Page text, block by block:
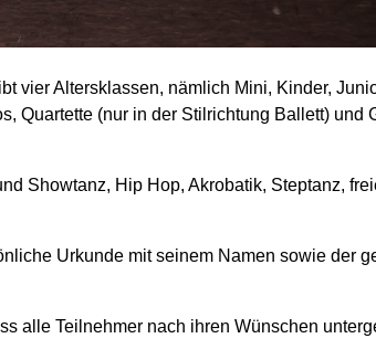
vier Altersklassen, nämlich Mini, Kinder,
Quartette (nur in der Stilrichtung Ballett) und
Showtanz, Hip Hop, Akrobatik, Steptanz,
Urkunde mit seinem Namen sowie der
alle Teilnehmer nach ihren Wünschen